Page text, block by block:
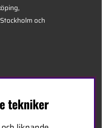
och
tekniker